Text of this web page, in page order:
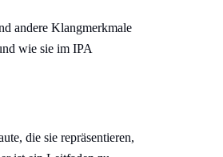
andere Klangmerkmale
wie sie im IPA
die sie repräsentieren,